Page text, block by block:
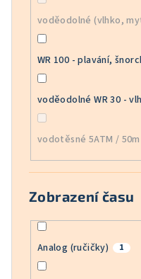
voděodolné (vlhko,
WR 100 - plavání,
voděodolné WR 30 -
vodotěsné 5ATM /
Zobrazení času
Analog (ručičky) 1